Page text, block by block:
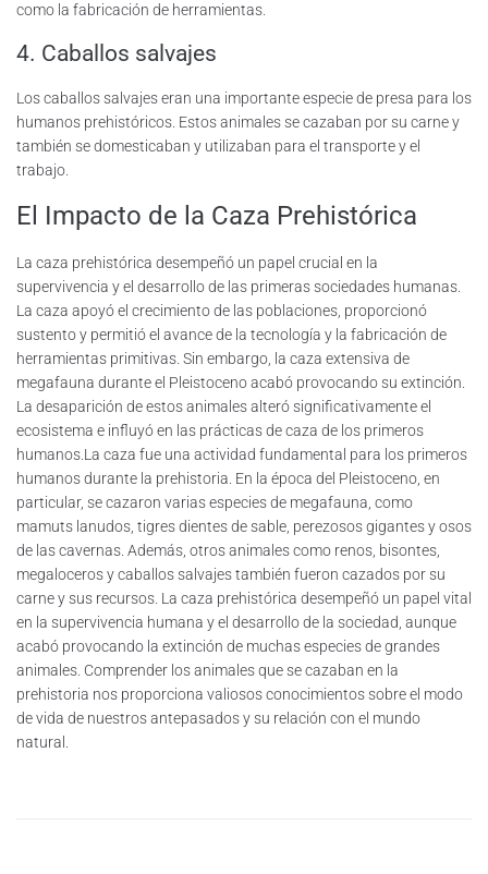
como la fabricación de herramientas.
4. Caballos salvajes
Los caballos salvajes eran una importante especie de presa para los
humanos prehistóricos. Estos animales se cazaban por su carne y
también se domesticaban y utilizaban para el transporte y el
trabajo.
El Impacto de la Caza Prehistórica
La caza prehistórica desempeñó un papel crucial en la
supervivencia y el desarrollo de las primeras sociedades humanas.
La caza apoyó el crecimiento de las poblaciones, proporcionó
sustento y permitió el avance de la tecnología y la fabricación de
herramientas primitivas. Sin embargo, la caza extensiva de
megafauna durante el Pleistoceno acabó provocando su extinción.
La desaparición de estos animales alteró significativamente el
ecosistema e influyó en las prácticas de caza de los primeros
humanos.La caza fue una actividad fundamental para los primeros
humanos durante la prehistoria. En la época del Pleistoceno, en
particular, se cazaron varias especies de megafauna, como
mamuts lanudos, tigres dientes de sable, perezosos gigantes y osos
de las cavernas. Además, otros animales como renos, bisontes,
megaloceros y caballos salvajes también fueron cazados por su
carne y sus recursos. La caza prehistórica desempeñó un papel vital
en la supervivencia humana y el desarrollo de la sociedad, aunque
acabó provocando la extinción de muchas especies de grandes
animales. Comprender los animales que se cazaban en la
prehistoria nos proporciona valiosos conocimientos sobre el modo
de vida de nuestros antepasados y su relación con el mundo
natural.